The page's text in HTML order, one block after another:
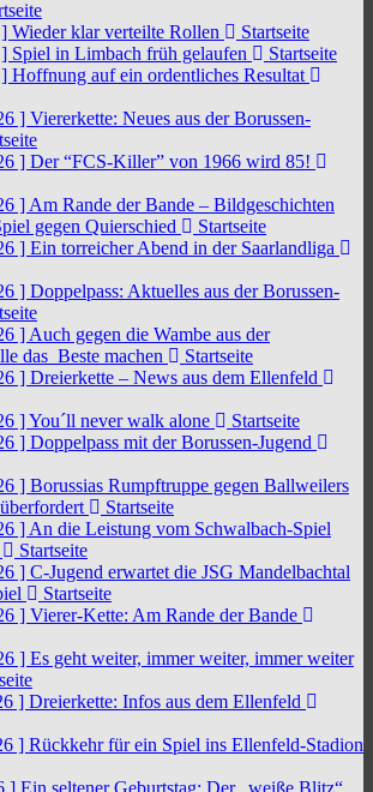
Wieder klar verteilte Rollen
Startseite
Spiel in Limbach früh gelaufen
Startseite
Hoffnung auf ein ordentliches Resultat
] Viererkette: Neues aus der Borussen-
] Der “FCS-Killer” von 1966 wird 85!
] Am Rande der Bande – Bildgeschichten
gegen Quierschied
Startseite
] Ein torreicher Abend in der Saarlandliga
] Doppelpass: Aktuelles aus der Borussen-
] Auch gegen die Wambe aus der
das Beste machen
Startseite
] Dreierkette – News aus dem Ellenfeld
]You´ll never walk alone
Startseite
] Doppelpass mit der Borussen-Jugend
] Borussias Rumpftruppe gegen Ballweilers
Startseite
] An die Leistung vom Schwalbach-Spiel
Startseite
] C-Jugend erwartet die JSG Mandelbachtal
Startseite
] Vierer-Kette: Am Rande der Bande
] Es geht weiter, immer weiter, immer weiter
] Dreierkette: Infos aus dem Ellenfeld
] Rückkehr für ein Spiel ins Ellenfeld-Stadion
] Ein seltener Geburtstag: Der „weiße Blitz“